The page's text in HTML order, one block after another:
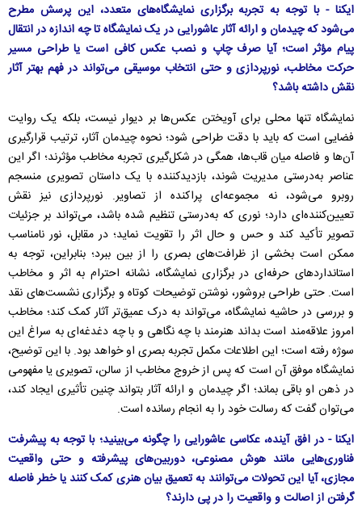
ایکنا - با توجه به تجربه برگزاری نمایشگاه‌های متعدد، این پرسش مطرح
می‌شود که چیدمان و ارائه آثار عاشورایی در یک نمایشگاه تا چه اندازه در انتقال
پیام مؤثر است؛ آیا صرف چاپ و نصب عکس کافی است یا طراحی مسیر
حرکت مخاطب، نورپردازی و حتی انتخاب موسیقی می‌تواند در فهم بهتر آثار
نقش داشته باشد؟
نمایشگاه تنها محلی برای آویختن عکس‌ها بر دیوار نیست، بلکه یک روایت
فضایی است که باید با دقت طراحی شود؛ نحوه چیدمان آثار، ترتیب قرارگیری
آن‌ها و فاصله میان قاب‌ها، همگی در شکل‌گیری تجربه مخاطب مؤثرند؛ اگر این
عناصر به‌درستی مدیریت شوند، بازدیدکننده با یک داستان تصویری منسجم
روبرو می‌شود، نه مجموعه‌ای پراکنده از تصاویر. نورپردازی نیز نقش
تعیین‌کننده‌ای دارد؛ نوری که به‌درستی تنظیم شده باشد، می‌تواند بر جزئیات
تصویر تأکید کند و حس و حال اثر را تقویت نماید؛ در مقابل، نور نامناسب
ممکن است بخشی از ظرافت‌های بصری را از بین ببرد؛ بنابراین، توجه به
استانداردهای حرفه‌ای در برگزاری نمایشگاه، نشانه احترام به اثر و مخاطب
است. حتی طراحی بروشور، نوشتن توضیحات کوتاه و برگزاری نشست‌های نقد
و بررسی در حاشیه نمایشگاه، می‌تواند به درک عمیق‌تر آثار کمک کند؛ مخاطب
امروز علاقه‌مند است بداند هنرمند با چه نگاهی و با چه دغدغه‌ای به سراغ این
سوژه رفته است؛ این اطلاعات مکمل تجربه بصری او خواهد بود. با این توضیح،
نمایشگاه موفق آن است که پس از خروج مخاطب از سالن، تصویری یا مفهومی
در ذهن او باقی بماند؛ اگر چیدمان و ارائه آثار بتواند چنین تأثیری ایجاد کند،
می‌توان گفت که رسالت خود را به انجام رسانده است.
ایکنا - در افق آینده، عکاسی عاشورایی را چگونه می‌بینید؛ با توجه به پیشرفت
فناوری‌هایی مانند هوش مصنوعی، دوربین‌های پیشرفته و حتی واقعیت
مجازی، آیا این تحولات می‌توانند به تعمیق بیان هنری کمک کنند یا خطر فاصله
گرفتن از اصالت و واقعیت را در پی دارند؟